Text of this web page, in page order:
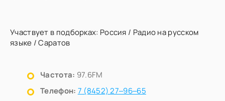
Участвует в подборках: Россия / Радио на русском
языке /Саратов
Частота: 97.6FM
Телефон: 7 (8452) 27‒96‒65